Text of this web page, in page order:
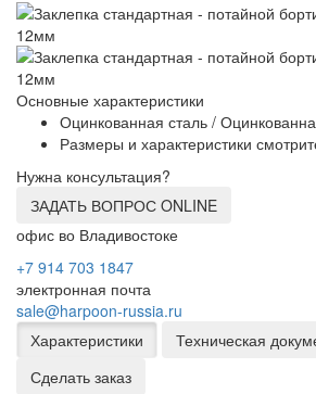
Основные характеристики
Оцинкованная сталь /
Размеры и характеристики
Нужна консультация?
ЗАДАТЬ ВОПРОС ONLINE
офис во Владивостоке
+7 914 703 1847
электронная почта
sale@harpoon-russia.ru
Характеристики
Техническая
Сделать заказ